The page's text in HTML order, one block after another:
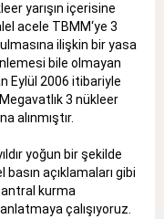
yarışın içerisine
acele TBMM‘ye 3
ilişkin bir yasa
bile olmayan
Eylül 2006 itibariyle
3 nükleer
alınmıştır.
yoğun bir şekilde
açıklamaları gibi
kurma
çalışıyoruz.